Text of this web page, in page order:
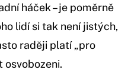
háček – je poměrně
lidí si tak není jistých,
raději platí „pro
osvobozeni.